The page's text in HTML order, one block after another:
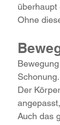
überhaupt
Ohne
Schonung.
Der
Auch das